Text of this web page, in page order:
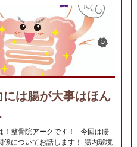
には腸が大事はほん
！整骨院アークです！ 今回は腸
係についてお話します！ 腸内環境